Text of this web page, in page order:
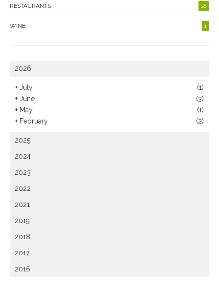
RESTAURANTS 18
WINE 1
2026
+ July
(1)
+ June
(3)
+ May
(1)
+ February (2)
2025
2024
2023
2022
2021
2019
2018
2017
2016